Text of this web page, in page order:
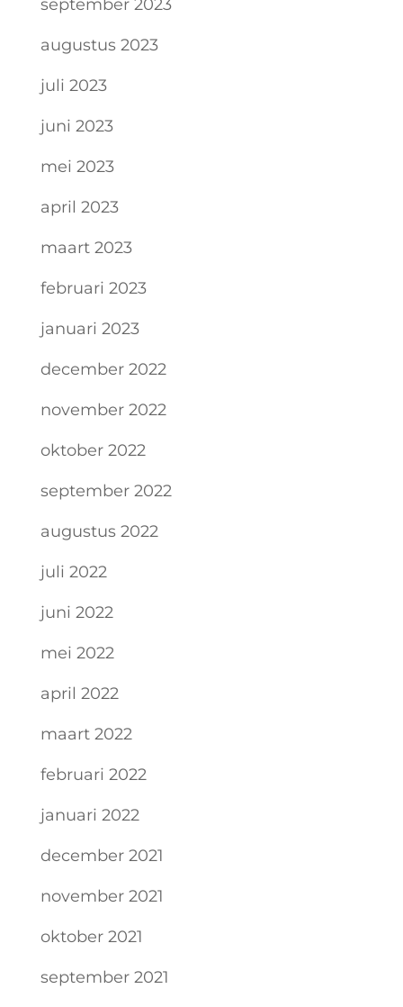
september 2023
augustus 2023
juli 2023
juni 2023
mei 2023
april 2023
maart 2023
februari 2023
januari 2023
december 2022
november 2022
oktober 2022
september 2022
augustus 2022
juli 2022
juni 2022
mei 2022
april 2022
maart 2022
februari 2022
januari 2022
december 2021
november 2021
oktober 2021
september 2021